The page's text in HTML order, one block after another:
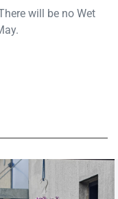
will be no Wet